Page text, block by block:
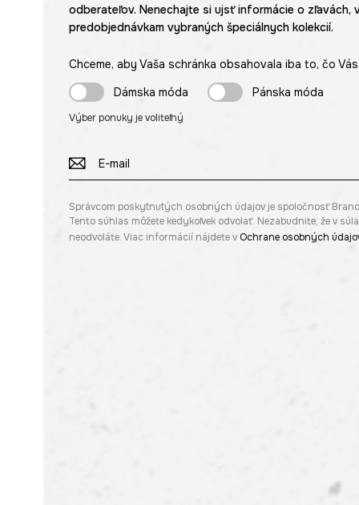
odberateľov. Nenechajte si ujsť informácie o
predobjednávkam vybraných špeciálnych kolekcií.
Chceme, aby Vaša schránka obsahovala iba to, čo
Dámska móda
Pánska móda
Výber ponuky je voliteľný
Správcom poskytnutých osobných údajov je spoločnosť
Tento súhlas môžete kedykoľvek odvolať. Nezabudnite, že v
neodvoláte. Viac informácií nájdete v Ochrane osobných